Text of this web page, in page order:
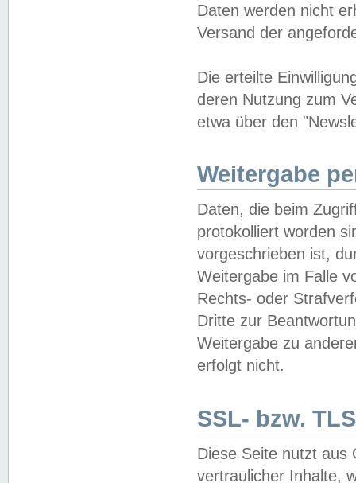
Daten werden nicht
Versand der
Die erteilte
deren Nutzung zum
etwa über den
Weitergabe
Daten, die beim
protokolliert worden
vorgeschrieben ist,
Weitergabe im Falle
Rechts- oder
Dritte zur
Weitergabe zu
erfolgt nicht.
SSL- bzw.
Diese Seite nutzt aus
vertraulicher Inhalte,